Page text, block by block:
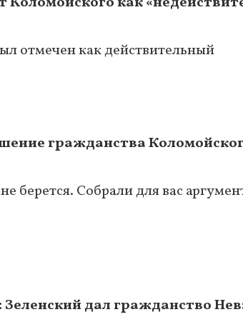
отмечен как действительный
гражданства
берется. Собрали для вас
дал гражданство